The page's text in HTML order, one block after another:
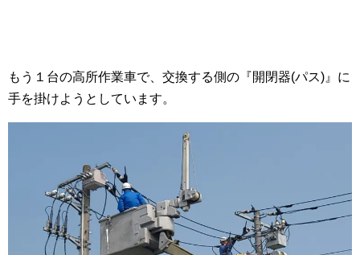
もう１台の高所作業車で、交換する側の『開閉器(パス)』に
手を掛けようとしています。